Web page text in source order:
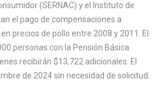
(SERNAC) y el Instituto de
el pago de compensaciones a
precios de pollo entre 2008 y 2011. El
personas con la Pensión Básica
recibirán $13,722 adicionales. El
de 2024 sin necesidad de solicitud.